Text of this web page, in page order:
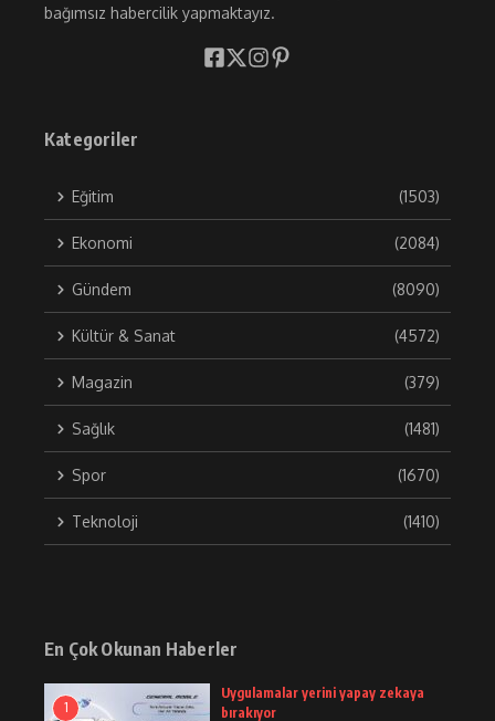
bağımsız habercilik yapmaktayız.
Kategoriler
Eğitim (1503)
Ekonomi (2084)
Gündem (8090)
Kültür & Sanat (4572)
Magazin (379)
Sağlık (1481)
Spor (1670)
Teknoloji (1410)
En Çok Okunan Haberler
1
Uygulamalar yerini yapay zekaya
bırakıyor